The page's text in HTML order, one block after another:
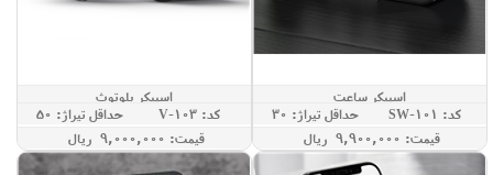
اسپیکر ساعت
کد: SW-101
حداقل تيراژ: 30
قيمت: 9,900,000 ريال
اسپیکر بلوتوث
کد: V-103
حداقل تيراژ: 50
قيمت: 9,000,000 ريال